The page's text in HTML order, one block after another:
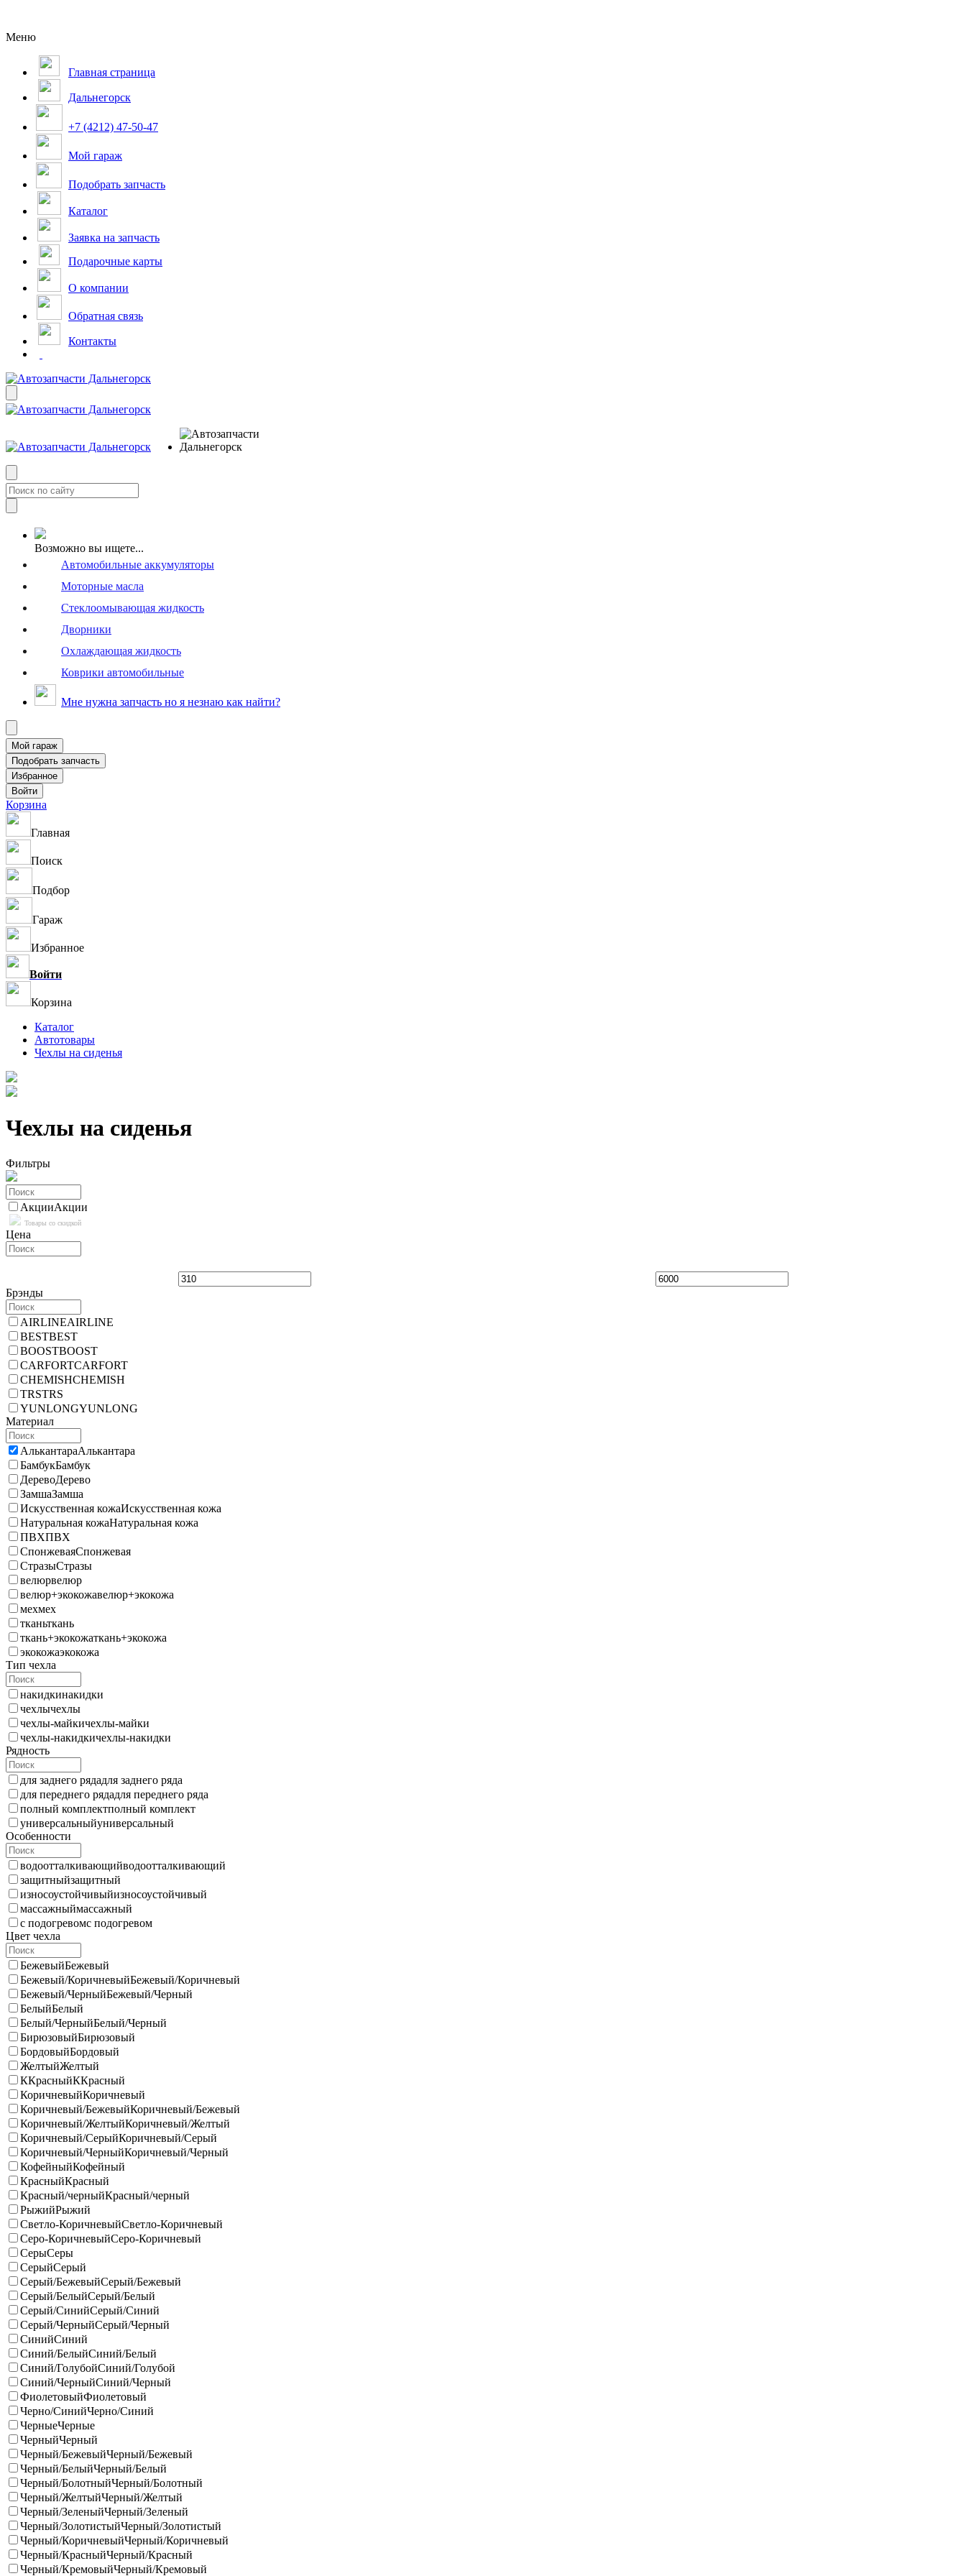
Меню
Главная страница
Дальнегорск
+7 (4212) 47-50-47
Мой гараж
Подобрать запчасть
Каталог
Заявка на запчасть
Подарочные карты
О компании
Обратная связь
Контакты
Возможно вы ищете...
Автомобильные аккумуляторы
Моторные масла
Стеклоомывающая жидкость
Дворники
Охлаждающая жидкость
Коврики автомобильные
Мне нужна запчасть но я незнаю как найти?
Корзина
Главная
Поиск
Подбор
Гараж
Избранное
Войти
Корзина
Каталог
Автотовары
Чехлы на сиденья
Чехлы на сиденья
Фильтры
АкцииАкции
Товары со скидкой
Цена
Брэнды
AIRLINEAIRLINE
BESTBEST
BOOSTBOOST
CARFORTCARFORT
CHEMISHCHEMISH
TRSTRS
YUNLONGYUNLONG
Материал
АлькантараАлькантара
БамбукБамбук
ДеревоДерево
ЗамшаЗамша
Искусственная кожаИскусственная кожа
Натуральная кожаНатуральная кожа
ПВХПВХ
СпонжеваяСпонжевая
СтразыСтразы
велюрвелюр
велюр+экокожавелюр+экокожа
мехмех
тканьткань
ткань+экокожаткань+экокожа
экокожаэкокожа
Тип чехла
накидкинакидки
чехлычехлы
чехлы-майкичехлы-майки
чехлы-накидкичехлы-накидки
Рядность
для заднего рядадля заднего ряда
для переднего рядадля переднего ряда
полный комплектполный комплект
универсальныйуниверсальный
Особенности
водоотталкивающийводоотталкивающий
защитныйзащитный
износоустойчивыйизносоустойчивый
массажныймассажный
с подогревомс подогревом
Цвет чехла
БежевыйБежевый
Бежевый/КоричневыйБежевый/Коричневый
Бежевый/ЧерныйБежевый/Черный
БелыйБелый
Белый/ЧерныйБелый/Черный
БирюзовыйБирюзовый
БордовыйБордовый
ЖелтыйЖелтый
ККрасныйККрасный
КоричневыйКоричневый
Коричневый/БежевыйКоричневый/Бежевый
Коричневый/ЖелтыйКоричневый/Желтый
Коричневый/СерыйКоричневый/Серый
Коричневый/ЧерныйКоричневый/Черный
КофейныйКофейный
КрасныйКрасный
Красный/черныйКрасный/черный
РыжийРыжий
Светло-КоричневыйСветло-Коричневый
Серо-КоричневыйСеро-Коричневый
СерыСеры
СерыйСерый
Серый/БежевыйСерый/Бежевый
Серый/БелыйСерый/Белый
Серый/СинийСерый/Синий
Серый/ЧерныйСерый/Черный
СинийСиний
Синий/БелыйСиний/Белый
Синий/ГолубойСиний/Голубой
Синий/ЧерныйСиний/Черный
ФиолетовыйФиолетовый
Черно/СинийЧерно/Синий
ЧерныеЧерные
ЧерныйЧерный
Черный/БежевыйЧерный/Бежевый
Черный/БелыйЧерный/Белый
Черный/БолотныйЧерный/Болотный
Черный/ЖелтыйЧерный/Желтый
Черный/ЗеленыйЧерный/Зеленый
Черный/ЗолотистыйЧерный/Золотистый
Черный/КоричневыйЧерный/Коричневый
Черный/КрасныйЧерный/Красный
Черный/КремовыйЧерный/Кремовый